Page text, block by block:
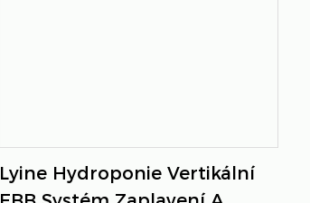
Lyine Hydroponie Vertikální